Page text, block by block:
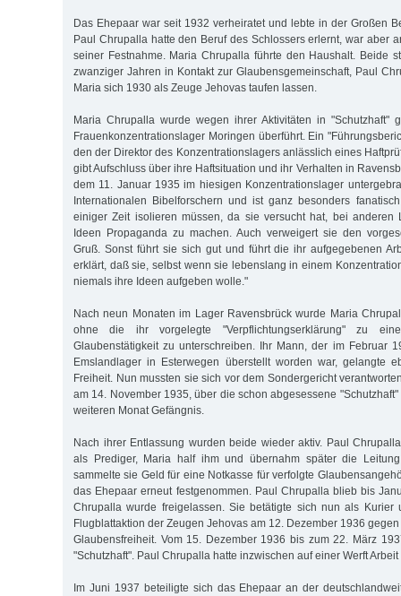
Das Ehepaar war seit 1932 verheiratet und lebte in der Großen
Paul Chrupalla hatte den Beruf des Schlossers erlernt, war aber
seiner Festnahme. Maria Chrupalla führte den Haushalt. Beide
zwanziger Jahren in Kontakt zur Glaubensgemeinschaft, Paul
Maria sich 1930 als Zeuge Jehovas taufen lassen.
Maria Chrupalla wurde wegen ihrer Aktivitäten in "Schutzhaft"
Frauenkonzentrationslager Moringen überführt. Ein
den der Direktor des Konzentrationslagers anlässlich eines
gibt Aufschluss über ihre Haftsituation und ihr Verhalten in
dem 11. Januar 1935 im hiesigen Konzentrationslager
Internationalen Bibelforschern und ist ganz besonders
einiger Zeit isolieren müssen, da sie versucht hat, bei anderen
Ideen Propaganda zu machen. Auch verweigert sie den
Gruß. Sonst führt sie sich gut und führt die ihr aufgegebenen
erklärt, daß sie, selbst wenn sie lebenslang in einem
niemals ihre Ideen aufgeben wolle."
Nach neun Monaten im Lager Ravensbrück wurde Maria
ohne die ihr vorgelegte "Verpflichtungserklärung" zu
Glaubenstätigkeit zu unterschreiben. Ihr Mann, der im Februar
Emslandlager in Esterwegen überstellt worden war, gelangte
Freiheit. Nun mussten sie sich vor dem Sondergericht
am 14. November 1935, über die schon abgesessene
weiteren Monat Gefängnis.
Nach ihrer Entlassung wurden beide wieder aktiv. Paul
als Prediger, Maria half ihm und übernahm später die
sammelte sie Geld für eine Notkasse für verfolgte
das Ehepaar erneut festgenommen. Paul Chrupalla blieb bis
Chrupalla wurde freigelassen. Sie betätigte sich nun als Kurier
Flugblattaktion der Zeugen Jehovas am 12. Dezember 1936
Glaubensfreiheit. Vom 15. Dezember 1936 bis zum 22. März
"Schutzhaft". Paul Chrupalla hatte inzwischen auf einer Werft
Im Juni 1937 beteiligte sich das Ehepaar an der